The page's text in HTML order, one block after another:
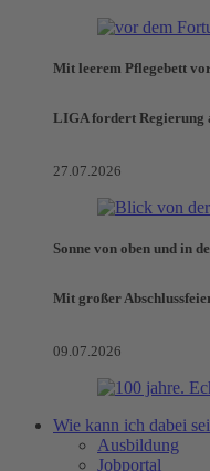
Mit leerem Pflegebett
LIGA fordert Regierung
27.07.2026
Sonne von oben und in
Mit großer
09.07.2026
Wie kann ich dabei
Ausbildung
Jobportal